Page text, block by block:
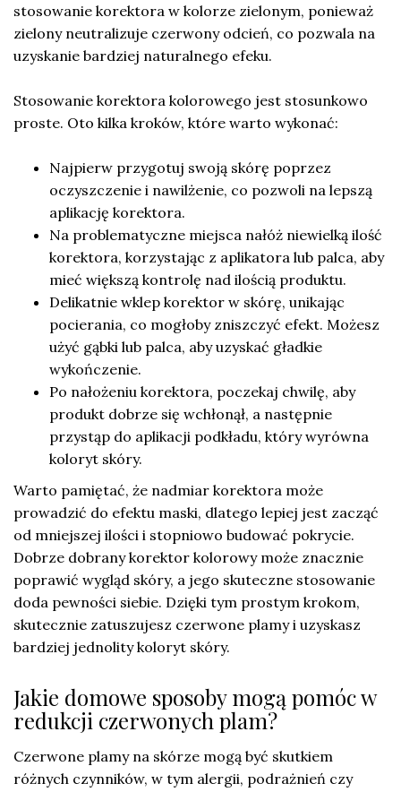
stosowanie korektora w kolorze zielonym, ponieważ
zielony neutralizuje czerwony odcień, co pozwala na
uzyskanie bardziej naturalnego efeku.
Stosowanie korektora kolorowego jest stosunkowo
proste. Oto kilka kroków, które warto wykonać:
Najpierw przygotuj swoją skórę poprzez
oczyszczenie i nawilżenie, co pozwoli na lepszą
aplikację korektora.
Na problematyczne miejsca nałóż niewielką ilość
korektora, korzystając z aplikatora lub palca, aby
mieć większą kontrolę nad ilością produktu.
Delikatnie wklep korektor w skórę, unikając
pocierania, co mogłoby zniszczyć efekt. Możesz
użyć gąbki lub palca, aby uzyskać gładkie
wykończenie.
Po nałożeniu korektora, poczekaj chwilę, aby
produkt dobrze się wchłonął, a następnie
przystąp do aplikacji podkładu, który wyrówna
koloryt skóry.
Warto pamiętać, że nadmiar korektora może
prowadzić do efektu maski, dlatego lepiej jest zacząć
od mniejszej ilości i stopniowo budować pokrycie.
Dobrze dobrany korektor kolorowy może znacznie
poprawić wygląd skóry, a jego skuteczne stosowanie
doda pewności siebie. Dzięki tym prostym krokom,
skutecznie zatuszujesz czerwone plamy i uzyskasz
bardziej jednolity koloryt skóry.
Jakie domowe sposoby mogą pomóc w
redukcji czerwonych plam?
Czerwone plamy na skórze mogą być skutkiem
różnych czynników, w tym alergii, podrażnień czy